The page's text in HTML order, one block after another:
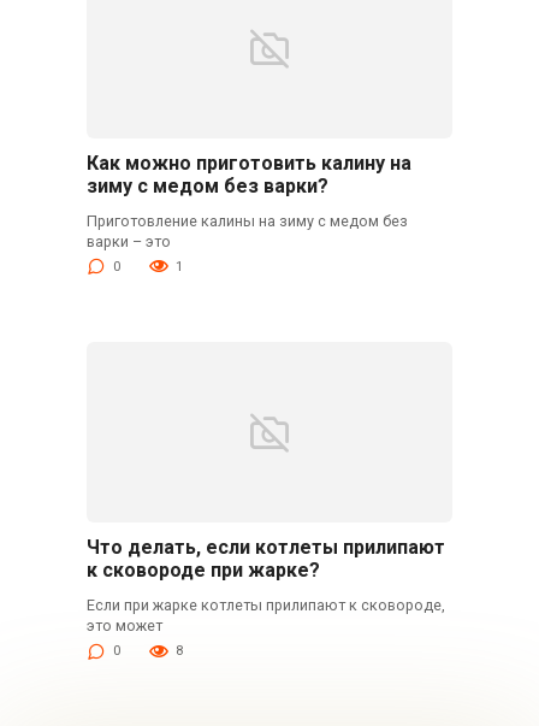
Как можно приготовить калину на
зиму с медом без варки?
Приготовление калины на зиму с медом без
варки – это
0 1
Что делать, если котлеты прилипают
к сковороде при жарке?
Если при жарке котлеты прилипают к сковороде,
это может
0 8